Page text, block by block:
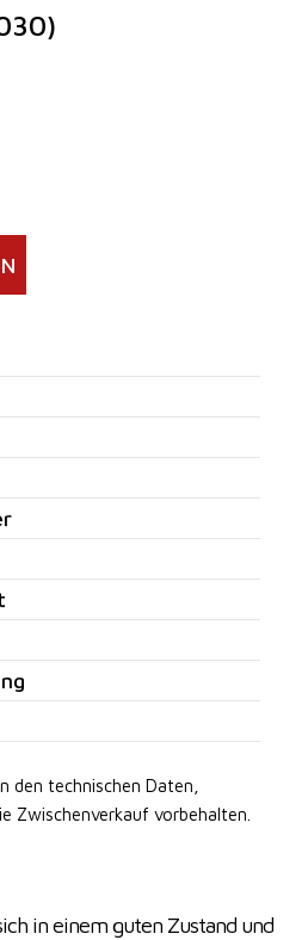
den technischen Daten,
Zwischenverkauf vorbehalten.
in einem guten Zustand und